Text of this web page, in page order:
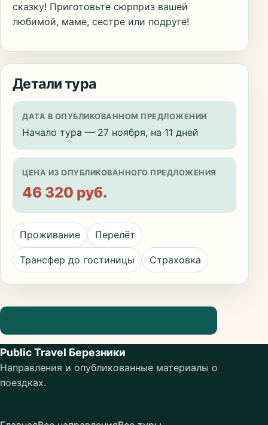
сказку! Приготовьте сюрприз вашей
любимой, маме, сестре или подруге!
Детали тура
ДАТА В ОПУБЛИКОВАННОМ ПРЕДЛОЖЕНИИ
Начало тура — 27 ноября, на 11 дней
ЦЕНА ИЗ ОПУБЛИКОВАННОГО ПРЕДЛОЖЕНИЯ
46 320 руб.
Проживание Перелёт
Трансфер до гостиницы Страховка
Public Travel Березники
Направления и опубликованные материалы о
поездках.